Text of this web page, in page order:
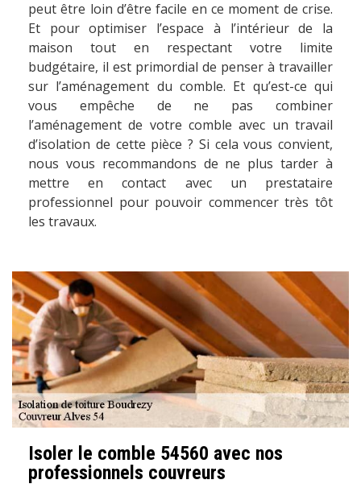
peut être loin d’être facile en ce moment de crise.
Et pour optimiser l’espace à l’intérieur de la
maison tout en respectant votre limite
budgétaire, il est primordial de penser à travailler
sur l’aménagement du comble. Et qu’est-ce qui
vous empêche de ne pas combiner
l’aménagement de votre comble avec un travail
d’isolation de cette pièce ? Si cela vous convient,
nous vous recommandons de ne plus tarder à
mettre en contact avec un prestataire
professionnel pour pouvoir commencer très tôt
les travaux.
Isoler le comble 54560 avec nos
professionnels couvreurs